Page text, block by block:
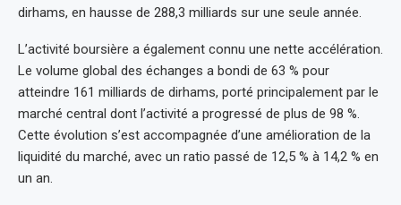
dirhams, en hausse de 288,3 milliards sur une seule année.
L’activité boursière a également connu une nette accélération.
Le volume global des échanges a bondi de 63 % pour
atteindre 161 milliards de dirhams, porté principalement par le
marché central dont l’activité a progressé de plus de 98 %.
Cette évolution s’est accompagnée d’une amélioration de la
liquidité du marché, avec un ratio passé de 12,5 % à 14,2 % en
un an.